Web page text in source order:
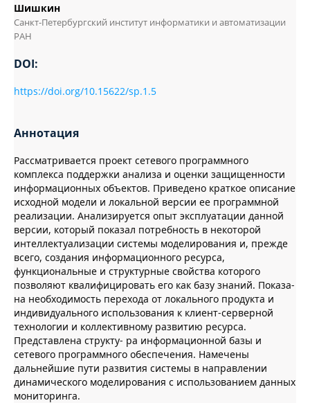
Шишкин
Санкт-Петербургский институт информатики и автоматизации
РАН
DOI:
https://doi.org/10.15622/sp.1.5
Аннотация
Рассматривается проект сетевого программного
комплекса поддержки анализа и оценки защищенности
информационных объектов. Приведено краткое описание
исходной модели и локальной версии ее программной
реализации. Анализируется опыт эксплуатации данной
версии, который показал потребность в некоторой
интеллектуализации системы моделирования и, прежде
всего, создания информационного ресурса,
функциональные и структурные свойства которого
позволяют квалифицировать его как базу знаний. Показа-
на необходимость перехода от локального продукта и
индивидуального использования к клиент-серверной
технологии и коллективному развитию ресурса.
Представлена структу- ра информационной базы и
сетевого программного обеспечения. Намечены
дальнейшие пути развития системы в направлении
динамического моделирования с использованием данных
мониторинга.